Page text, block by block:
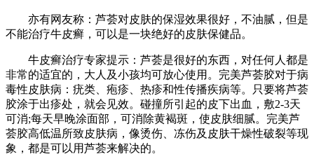
亦有网友称：芦荟对皮肤的保湿效果很好，不油腻，但是
不能治疗牛皮癣，可以是一块绝好的皮肤保健品。
牛皮癣治疗专家提示：芦荟是很好的东西，对任何人都是
非常的适宜的，大人及小孩均可放心使用。完美芦荟胶对于病
毒性皮肤病：疣类、疱疹、热疹和性传播疾病等。只要将芦荟
胶涂于出疹处，就会见效。碰撞所引起的皮下出血，敷2-3天
可消;每天早晚涂面部，可消除黄褐斑，使皮肤细腻。完美芦
荟胶高低温所致皮肤病，像烫伤、冻伤及皮肤干燥性破裂等现
象，都是可以用芦荟来解决的。